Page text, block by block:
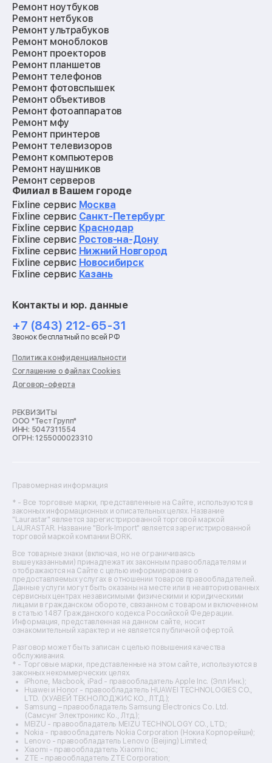
Ремонт ноутбуков
Ремонт нетбуков
Ремонт ультрабуков
Ремонт моноблоков
Ремонт проекторов
Ремонт планшетов
Ремонт телефонов
Ремонт фотовспышек
Ремонт объективов
Ремонт фотоаппаратов
Ремонт мфу
Ремонт принтеров
Ремонт телевизоров
Ремонт компьютеров
Ремонт наушников
Ремонт серверов
Ремонт мониторов
Ремонт квадрокоптеров
Ремонт электросамокатов
Ремонт материнских плат
Ремонт видеокарт
Ремонт кофемашин
Ремонт vr систем
Ремонт игровых приставок
Ремонт роботов-пылесосов
Ремонт холодильников
Ремонт стиральных машин
Ремонт пылесосов
Ремонт варочных панелей
Ремонт духовых шкафов
Ремонт кондиционеров
Ремонт кухонных комбайнов
Ремонт морозильных камер
Ремонт отпаривателей
Ремонт плоттеров
Ремонт фенов
Ремонт цифровых биноклей
Ремонт тепловизоров
Ремонт массажных кресел
Ремонт водонагревателей
Ремонт вытяжек
Ремонт источников бесперебойного питания
Ремонт пароварок
Ремонт микшерных пультов
Ремонт dj-пультов
Ремонт кухонных плит
Ремонт стедикамов
Ремонт оптических прицелов
Ремонт электровелосипедов
Ремонт видеокамер
Ремонт эхолотов
Ремонт 3d-принтеров
Ремонт прицелов ночного видения
Ремонт винных шкафов
Ремонт выпрямителей
Ремонт сушилок для рук
Ремонт дальномеров
Ремонт снегоуборщиков
Филиал в Вашем городе
Fixline сервис Москва
Fixline сервис Санкт-Петербург
Fixline сервис Краснодар
Fixline сервис Ростов-на-Дону
Fixline сервис Нижний Новгород
Fixline сервис Новосибирск
Fixline сервис Казань
Контакты и юр. данные
+7 (843) 212-65-31
Звонок бесплатный по всей РФ
Политика конфиденциальности
Соглашение о файлах Cookies
Договор-оферта
РЕКВИЗИТЫ
ООО "Тест Групп"
ИНН: 5047311554
ОГРН: 1255000023310
Правомерная информация
* - Все торговые марки, представленные на Сайте, используются в
законных информационных и описательных целях. Название
"Laurastar" является зарегистрированной торговой маркой
LAURASTAR. Название "Bork-Import" является зарегистрированной
торговой маркой компании BORK.
Все товарные знаки (включая, но не ограничиваясь
вышеуказанными) принадлежат их законным правообладателям и
отображаются на Сайте с целью информирования о
предоставляемых услугах в отношении товаров правообладателей.
Данные услуги могут быть оказаны на месте или в неавторизованных
сервисных центрах независимыми физическими и юридическими
лицами в гражданском обороте, связанном с товаром и включенном
в статью 1487 Гражданского кодекса Российской Федерации.
Информация, представленная на данном сайте, носит
ознакомительный характер и не является публичной офертой.
Разговор может быть записан с целью повышения качества
обслуживания.
* - Торговые марки, представленные на этом сайте, используются в
законных некоммерческих целях.
iPhone, Macbook, iPad - правообладатель Apple Inc. (Эпл Инк.);
Huawei и Honor - правообладатель HUAWEI TECHNOLOGIES CO.,
LTD. (ХУАВЕЙ ТЕКНОЛОДЖИС КО., ЛТД.);
Samsung – правообладатель Samsung Electronics Co. Ltd.
(Самсунг Электроникс Ко., Лтд.);
MEIZU - правообладатель MEIZU TECHNOLOGY CO., LTD.;
Nokia - правообладатель Nokia Corporation (Нокиа Корпорейшн);
Lenovo - правообладатель Lenovo (Beijing) Limited;
Xiaomi - правообладатель Xiaomi Inc.;
ZTE - правообладатель ZTE Corporation;